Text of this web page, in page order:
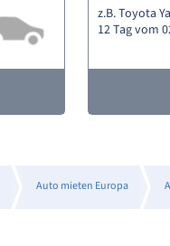
z.B. Toyota
12 Tag vom
Auto mieten Europa